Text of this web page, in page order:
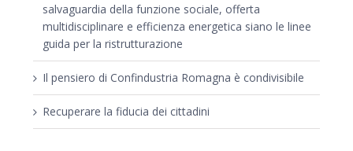
salvaguardia della funzione sociale, offerta
multidisciplinare e efficienza energetica siano le linee
guida per la ristrutturazione
Il pensiero di Confindustria Romagna è condivisibile
Recuperare la fiducia dei cittadini